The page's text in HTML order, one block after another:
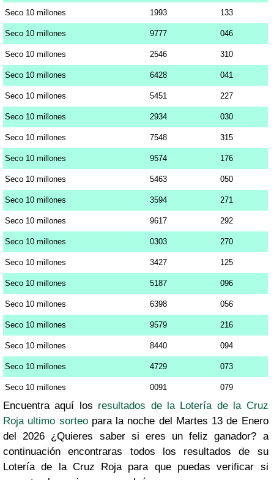
Seco 10 millones 1993 133
Seco 10 millones 9777 046
Seco 10 millones 2546 310
Seco 10 millones 6428 041
Seco 10 millones 5451 227
Seco 10 millones 2934 030
Seco 10 millones 7548 315
Seco 10 millones 9574 176
Seco 10 millones 5463 050
Seco 10 millones 3594 271
Seco 10 millones 9617 292
Seco 10 millones 0303 270
Seco 10 millones 3427 125
Seco 10 millones 5187 096
Seco 10 millones 6398 056
Seco 10 millones 9579 216
Seco 10 millones 8440 094
Seco 10 millones 4729 073
Seco 10 millones 0091 079
Encuentra aquí los resultados de la Lotería de la Cruz
Roja ultimo sorteopara la noche del Martes 13 de Enero
del 2026 ¿Quieres saber si eres un feliz ganador? a
continuación encontraras todos los resultados de su
Lotería de la Cruz Roja para que puedas verificar si